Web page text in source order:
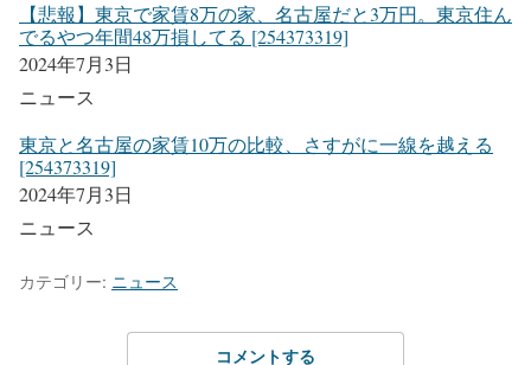
【悲報】東京で家賃8万の家、名古屋だと3万円。東京住ん
でるやつ年間48万損してる [254373319]
2024年7月3日
ニュース
東京と名古屋の家賃10万の比較、さすがに一線を越える
[254373319]
2024年7月3日
ニュース
カテゴリー: ニュース
コメントする